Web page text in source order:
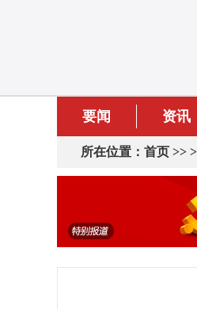
要闻 资讯
所在位置： 首页 >> >